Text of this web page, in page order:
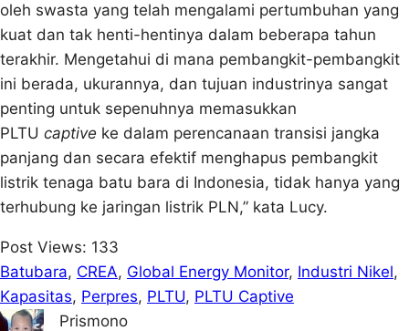
oleh swasta yang telah mengalami pertumbuhan yang
kuat dan tak henti-hentinya dalam beberapa tahun
terakhir. Mengetahui di mana pembangkit-pembangkit
ini berada, ukurannya, dan tujuan industrinya sangat
penting untuk sepenuhnya memasukkan
PLTU captive ke dalam perencanaan transisi jangka
panjang dan secara efektif menghapus pembangkit
listrik tenaga batu bara di Indonesia, tidak hanya yang
terhubung ke jaringan listrik PLN,” kata Lucy.
Post Views: 133
Batubara, CREA, Global Energy Monitor, Industri Nikel
Kapasitas, Perpres, PLTU, PLTU Captive
Prismono